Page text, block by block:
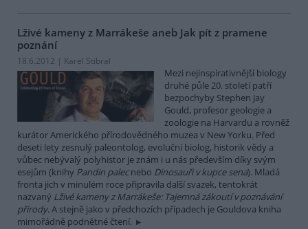
Lživé kameny z Marrákeše aneb Jak pít z pramene
poznání
18.6.2012 | Karel Stibral
Mezi nejinspirativnější biology
druhé půle 20. století patří
bezpochyby Stephen Jay
Gould, profesor geologie a
zoologie na Harvardu a rovněž
kurátor Amerického přírodovědného muzea v New Yorku. Před
deseti lety zesnulý paleontolog, evoluční biolog, historik vědy a
vůbec nebývalý polyhistor je znám i u nás především díky svým
esejům (knihy Pandin palecnebo Dinosauři v kupce sena). Mladá
fronta jich v minulém roce připravila další svazek, tentokrát
nazvaný Lživé kameny z Marrákeše: Tajemná zákoutí v poznávání
přírody. A stejně jako v předchozích případech je Gouldova kniha
mimořádně podnětné čtení.